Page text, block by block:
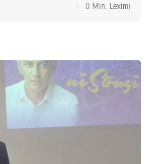
0 Min. Leximi